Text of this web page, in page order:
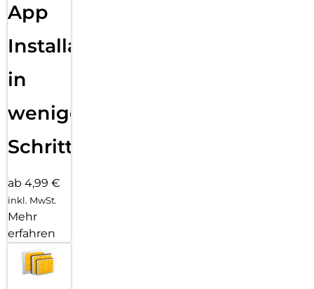
App
Installation
in
wenigen
Schritten
ab 4,99 €
inkl. MwSt.
Mehr
erfahren